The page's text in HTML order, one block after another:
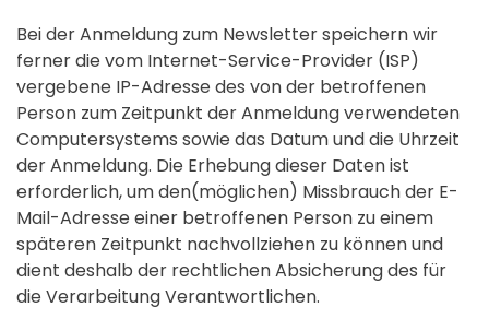
Bei der Anmeldung zum Newsletter speichern wir
ferner die vom Internet-Service-Provider (ISP)
vergebene IP-Adresse des von der betroffenen
Person zum Zeitpunkt der Anmeldung verwendeten
Computersystems sowie das Datum und die Uhrzeit
der Anmeldung. Die Erhebung dieser Daten ist
erforderlich, um den(möglichen) Missbrauch der E-
Mail-Adresse einer betroffenen Person zu einem
späteren Zeitpunkt nachvollziehen zu können und
dient deshalb der rechtlichen Absicherung des für
die Verarbeitung Verantwortlichen.